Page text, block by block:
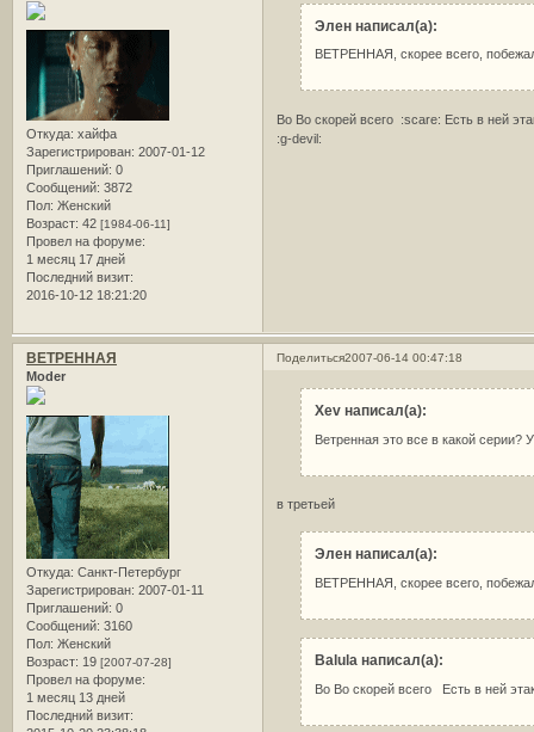
Откуда: хайфа
Зарегистрирован: 2007-01-12
Приглашений: 0
Сообщений: 3872
Пол: Женский
Возраст: 42 [1984-06-11]
Провел на форуме:
1 месяц 17 дней
Последний визит:
2016-10-12 18:21:20
Элен написал(а):
ВЕТРЕННАЯ, скорее всего,
Во Во скорей всего :scare: Есть в ней
:g-devil:
Поделиться2007-06-14 00:47:18
ВЕТРЕННАЯ
Moder
Откуда: Санкт-Петербург
Зарегистрирован: 2007-01-11
Приглашений: 0
Сообщений: 3160
Пол: Женский
Возраст: 19 [2007-07-28]
Провел на форуме:
1 месяц 13 дней
Последний визит:
Xev написал(а):
Ветренная это все в какой серии?
в третьей
Элен написал(а):
ВЕТРЕННАЯ, скорее всего,
Balula написал(а):
Во Во скорей всего Есть в ней